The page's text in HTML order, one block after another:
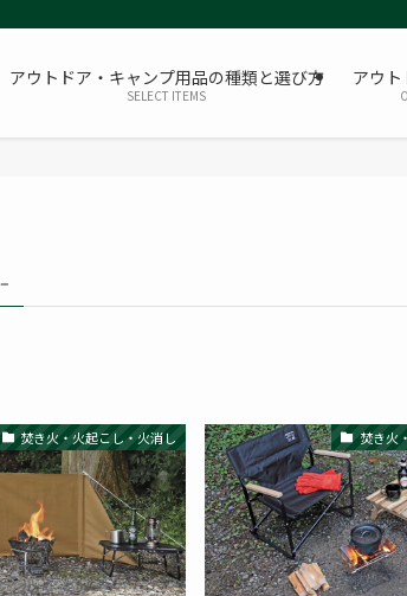
アウトドア・キャンプ用品の種類と選び方
SELECT ITEMS
アウ
焚き火・火起こし・火消し 焚き火